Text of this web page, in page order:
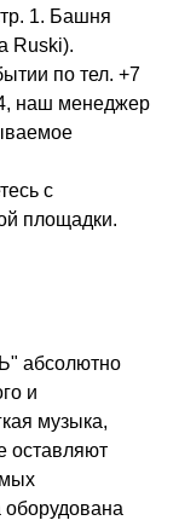
1. Башня
Ruski).
по тел. +7
наш менеджер
с
площадки.
абсолютно
и
музыка,
оставляют